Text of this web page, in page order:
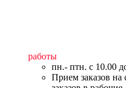
работы
пн.- птн. c 10.00
Прием заказов на